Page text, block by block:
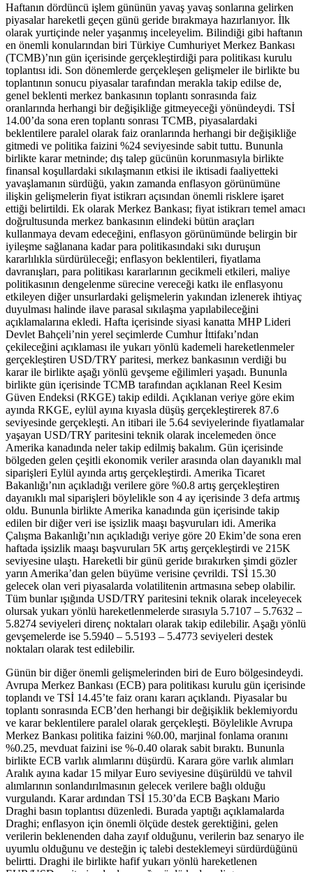
Haftanın dördüncü işlem gününün yavaş yavaş sonlarına gelirken
piyasalar hareketli geçen günü geride bırakmaya hazırlanıyor. İlk
olarak yurtiçinde neler yaşanmış inceleyelim. Bilindiği gibi haftanın
en önemli konularından biri Türkiye Cumhuriyet Merkez Bankası
(TCMB)’nın gün içerisinde gerçekleştirdiği para politikası kurulu
toplantısı idi. Son dönemlerde gerçekleşen gelişmeler ile birlikte bu
toplantının sonucu piyasalar tarafından merakla takip edilse de,
genel beklenti merkez bankasının toplantı sonrasında faiz
oranlarında herhangi bir değişikliğe gitmeyeceği yönündeydi. TSİ
14.00’da sona eren toplantı sonrası TCMB, piyasalardaki
beklentilere paralel olarak faiz oranlarında herhangi bir değişikliğe
gitmedi ve politika faizini %24 seviyesinde sabit tuttu. Bununla
birlikte karar metninde; dış talep gücünün korunmasıyla birlikte
finansal koşullardaki sıkılaşmanın etkisi ile iktisadi faaliyetteki
yavaşlamanın sürdüğü, yakın zamanda enflasyon görünümüne
ilişkin gelişmelerin fiyat istikrarı açısından önemli risklere işaret
ettiği belirtildi. Ek olarak Merkez Bankası; fiyat istikrarı temel amacı
doğrultusunda merkez bankasının elindeki bütün araçları
kullanmaya devam edeceğini, enflasyon görünümünde belirgin bir
iyileşme sağlanana kadar para politikasındaki sıkı duruşun
kararlılıkla sürdürüleceği; enflasyon beklentileri, fiyatlama
davranışları, para politikası kararlarının gecikmeli etkileri, maliye
politikasının dengelenme sürecine vereceği katkı ile enflasyonu
etkileyen diğer unsurlardaki gelişmelerin yakından izlenerek ihtiyaç
duyulması halinde ilave parasal sıkılaşma yapılabileceğini
açıklamalarına ekledi. Hafta içerisinde siyasi kanatta MHP Lideri
Devlet Bahçeli’nin yerel seçimlerde Cumhur İttifakı’ndan
çekileceğini açıklaması ile yukarı yönlü kademeli hareketlenmeler
gerçekleştiren USD/TRY paritesi, merkez bankasının verdiği bu
karar ile birlikte aşağı yönlü gevşeme eğilimleri yaşadı. Bununla
birlikte gün içerisinde TCMB tarafından açıklanan Reel Kesim
Güven Endeksi (RKGE) takip edildi. Açıklanan veriye göre ekim
ayında RKGE, eylül ayına kıyasla düşüş gerçekleştirerek 87.6
seviyesinde gerçekleşti. An itibari ile 5.64 seviyelerinde fiyatlamalar
yaşayan USD/TRY paritesini teknik olarak incelemeden önce
Amerika kanadında neler takip edilmiş bakalım. Gün içerisinde
bölgeden gelen çeşitli ekonomik veriler arasında olan dayanıklı mal
siparişleri Eylül ayında artış gerçekleştirdi. Amerika Ticaret
Bakanlığı’nın açıkladığı verilere göre %0.8 artış gerçekleştiren
dayanıklı mal siparişleri böylelikle son 4 ay içerisinde 3 defa artmış
oldu. Bununla birlikte Amerika kanadında gün içerisinde takip
edilen bir diğer veri ise işsizlik maaşı başvuruları idi. Amerika
Çalışma Bakanlığı’nın açıkladığı veriye göre 20 Ekim’de sona eren
haftada işsizlik maaşı başvuruları 5K artış gerçekleştirdi ve 215K
seviyesine ulaştı. Hareketli bir günü geride bırakırken şimdi gözler
yarın Amerika’dan gelen büyüme verisine çevrildi. TSİ 15.30
gelecek olan veri piyasalarda volatilitenin artmasına sebep olabilir.
Tüm bunlar ışığında USD/TRY paritesini teknik olarak inceleyecek
olursak yukarı yönlü hareketlenmelerde sırasıyla 5.7107 – 5.7632 –
5.8274 seviyeleri direnç noktaları olarak takip edilebilir. Aşağı yönlü
gevşemelerde ise 5.5940 – 5.5193 – 5.4773 seviyeleri destek
noktaları olarak test edilebilir.
Günün bir diğer önemli gelişmelerinden biri de Euro bölgesindeydi.
Avrupa Merkez Bankası (ECB) para politikası kurulu gün içerisinde
toplandı ve TSİ 14.45’te faiz oranı kararı açıklandı. Piyasalar bu
toplantı sonrasında ECB’den herhangi bir değişiklik beklemiyordu
ve karar beklentilere paralel olarak gerçekleşti. Böylelikle Avrupa
Merkez Bankası politika faizini %0.00, marjinal fonlama oranını
%0.25, mevduat faizini ise %-0.40 olarak sabit bıraktı. Bununla
birlikte ECB varlık alımlarını düşürdü. Karara göre varlık alımları
Aralık ayına kadar 15 milyar Euro seviyesine düşürüldü ve tahvil
alımlarının sonlandırılmasının gelecek verilere bağlı olduğu
vurgulandı. Karar ardından TSİ 15.30’da ECB Başkanı Mario
Draghi basın toplantısı düzenledi. Burada yaptığı açıklamalarda
Draghi; enflasyon için önemli ölçüde destek gerektiğini, gelen
verilerin beklenenden daha zayıf olduğunu, verilerin baz senaryo ile
uyumlu olduğunu ve desteğin iç talebi desteklemeyi sürdürdüğünü
belirtti. Draghi ile birlikte hafif yukarı yönlü hareketlenen